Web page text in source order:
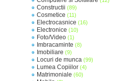
Constructii (89)
Cosmetice (11)
Electrocasnice (16)
Electronice (10)
Foto/Video (1)
Imbracaminte (8)
Imobiliare (9)
Locuri de munca (99)
Lumea Copiilor (4)
Matrimoniale (60)